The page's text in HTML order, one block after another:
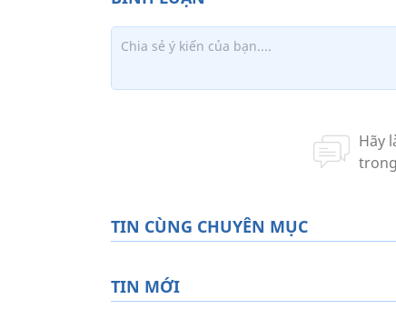
TIN CÙNG CHUYÊN MỤC
TIN MỚI